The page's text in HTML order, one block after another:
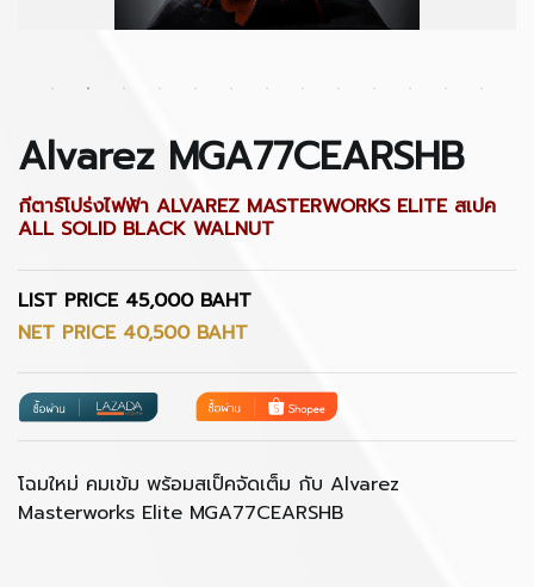
Alvarez MGA77CEARSHB
กีตาร์โปร่งไฟฟ้า ALVAREZ MASTERWORKS ELITE สเปค
ALL SOLID BLACK WALNUT
LIST PRICE 45,000 BAHT
NET PRICE 40,500 BAHT
โฉมใหม่ คมเข้ม พร้อมสเป็คจัดเต็ม กับ Alvarez
Masterworks Elite MGA77CEARSHB